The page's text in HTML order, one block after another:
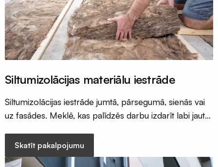
Siltumizolācijas materiālu iestrāde
Siltumizolācijas iestrāde jumtā, pārsegumā, sienās vai
uz fasādes. Meklē, kas palīdzēs darbu izdarīt labi jautā
Skatīt pakalpojumu